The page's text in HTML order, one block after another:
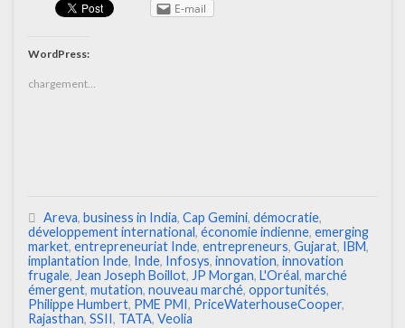
E-mail
WordPress:
chargement…
Areva, business in India, Cap Gemini, démocratie,
développement international, économie indienne, emerging
market, entrepreneuriat Inde, entrepreneurs, Gujarat, IBM,
implantation Inde, Inde, Infosys, innovation, innovation
frugale, Jean Joseph Boillot, JP Morgan, L'Oréal, marché
émergent, mutation, nouveau marché, opportunités,
Philippe Humbert, PME PMI, PriceWaterhouseCooper,
Rajasthan, SSII, TATA, Veolia